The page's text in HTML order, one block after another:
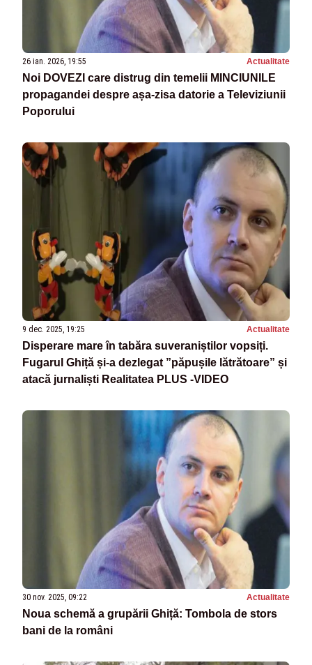
26 ian. 2026, 19:55 Actualitate
Noi DOVEZI care distrug din temelii MINCIUNILE
propagandei despre așa-zisa datorie a Televiziunii
Poporului
9 dec. 2025, 19:25 Actualitate
Disperare mare în tabăra suveraniștilor vopsiți.
Fugarul Ghiță și-a dezlegat ”păpușile lătrătoare” și
atacă jurnaliști Realitatea PLUS -VIDEO
30 nov. 2025, 09:22 Actualitate
Noua schemă a grupării Ghiță: Tombola de stors
bani de la români